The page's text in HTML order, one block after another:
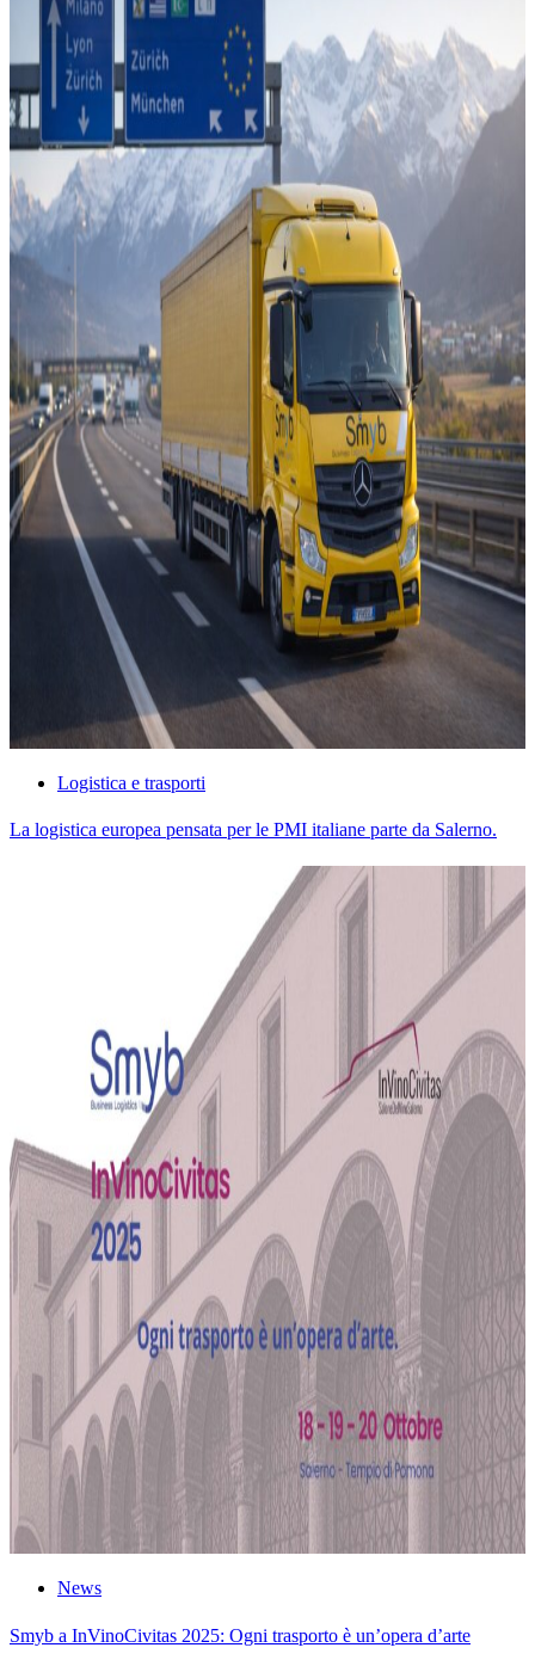
Logistica e trasporti
La logistica europea pensata per le PMI italiane parte da Salerno.
News
Smyb a InVinoCivitas 2025: Ogni trasporto è un’opera d’arte